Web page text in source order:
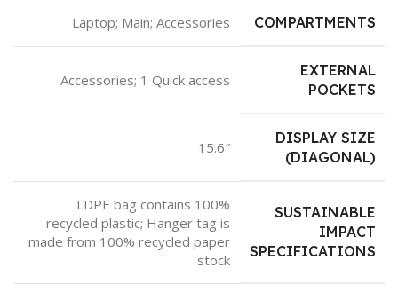
COMPARTMENTS
Laptop; Main; Accessories
EXTERNAL
POCKETS
Accessories; 1 Quick access
DISPLAY SIZE
(DIAGONAL)
15.6″
SUSTAINABLE
IMPACT
SPECIFICATIONS
LDPE bag contains 100%
recycled plastic; Hanger tag is
made from 100% recycled paper
stock